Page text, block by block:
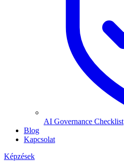
AI Governance Checklist
Blog
Kapcsolat
Képzések